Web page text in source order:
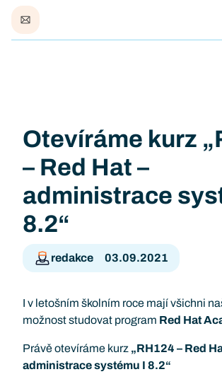
Otevíráme kurz
– Red Hat –
administrace
8.2“
redakce 03.09.2021
I v letošním školním roce mají všichni
možnost studovat program Red Hat
Právě otevíráme kurz „RH124 – Red
administrace systému I 8.2“